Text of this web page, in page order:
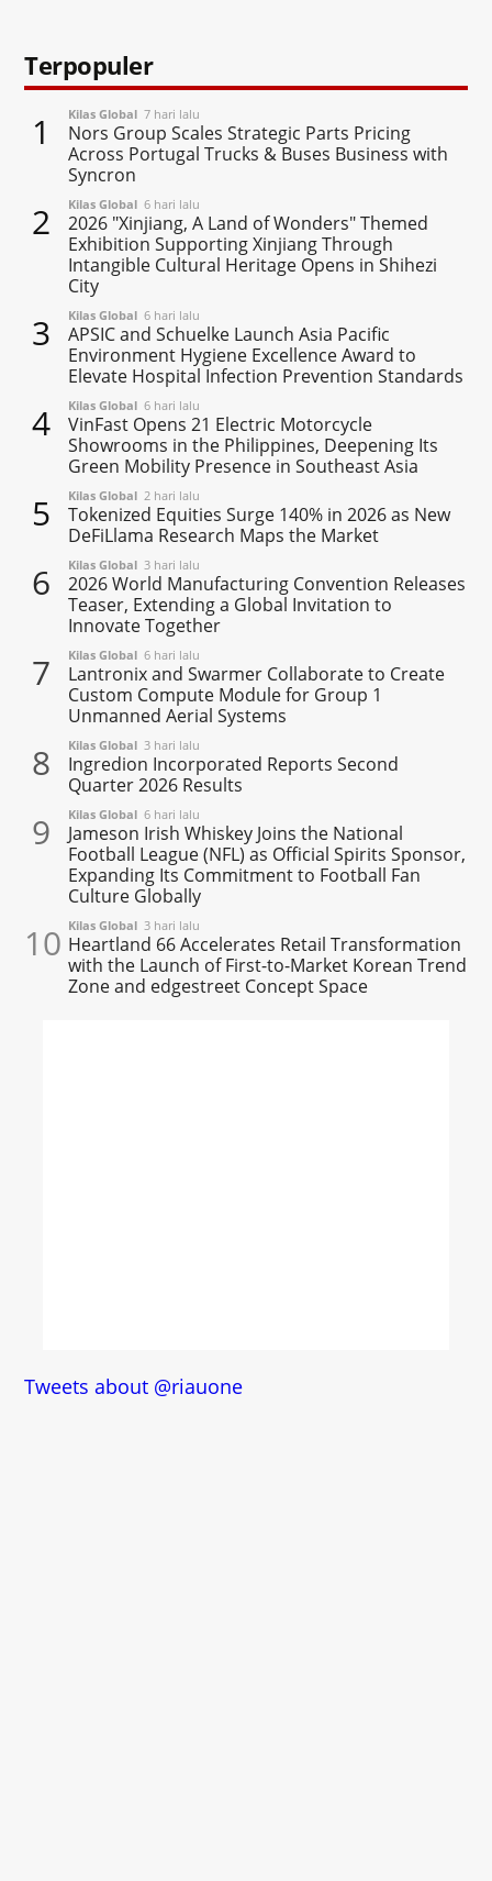
Terpopuler
1 Kilas Global 7 hari lalu
Nors Group Scales Strategic Parts Pricing
Across Portugal Trucks & Buses Business with
Syncron
2 Kilas Global 6 hari lalu
2026 "Xinjiang, A Land of Wonders" Themed
Exhibition Supporting Xinjiang Through
Intangible Cultural Heritage Opens in Shihezi
City
3 Kilas Global 6 hari lalu
APSIC and Schuelke Launch Asia Pacific
Environment Hygiene Excellence Award to
Elevate Hospital Infection Prevention Standards
4 Kilas Global 6 hari lalu
VinFast Opens 21 Electric Motorcycle
Showrooms in the Philippines, Deepening Its
Green Mobility Presence in Southeast Asia
5 Kilas Global 2 hari lalu
Tokenized Equities Surge 140% in 2026 as New
DeFiLlama Research Maps the Market
6 Kilas Global 3 hari lalu
2026 World Manufacturing Convention Releases
Teaser, Extending a Global Invitation to
Innovate Together
7 Kilas Global 6 hari lalu
Lantronix and Swarmer Collaborate to Create
Custom Compute Module for Group 1
Unmanned Aerial Systems
8 Kilas Global 3 hari lalu
Ingredion Incorporated Reports Second
Quarter 2026 Results
9 Kilas Global 6 hari lalu
Jameson Irish Whiskey Joins the National
Football League (NFL) as Official Spirits Sponsor,
Expanding Its Commitment to Football Fan
Culture Globally
10 Kilas Global 3 hari lalu
Heartland 66 Accelerates Retail Transformation
with the Launch of First-to-Market Korean Trend
Zone and edgestreet Concept Space
Tweets about @riauone